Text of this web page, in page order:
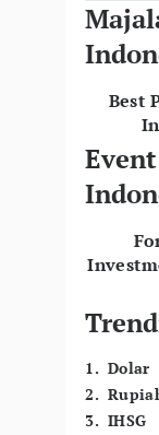
Best
1. Dolar
2.
3. IHSG